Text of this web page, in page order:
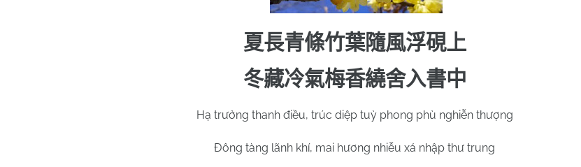
夏長青條竹葉隨風浮硯上
冬藏冷氣梅香繞舍入書中
Hạ trưởng thanh điều, trúc diệp tuỳ phong phù nghiễn thượng
Đông tàng lãnh khí, mai hương nhiễu xá nhập thư trung